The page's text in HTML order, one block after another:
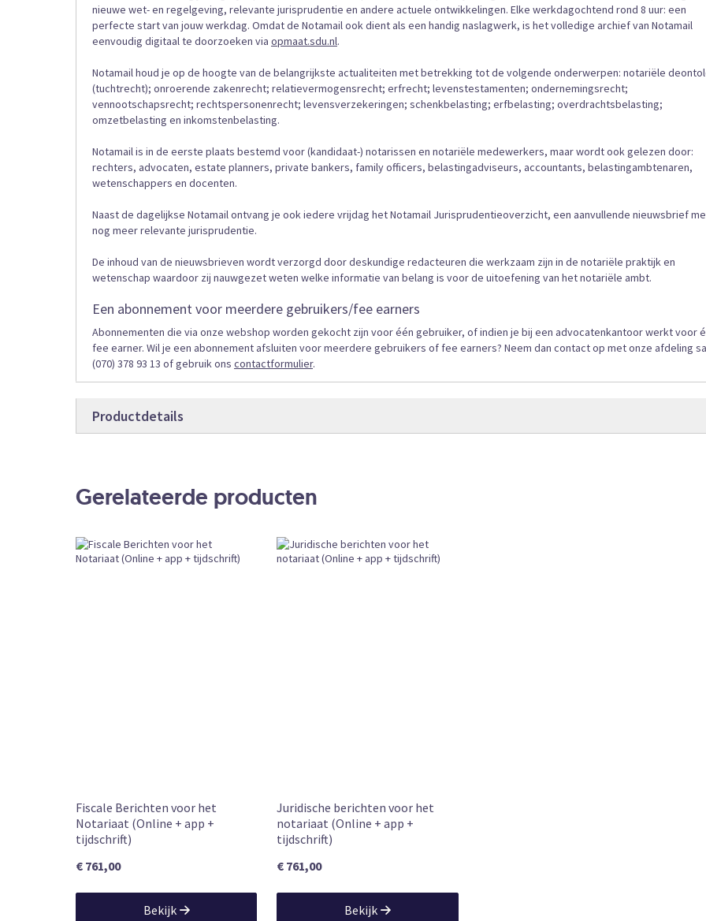
nieuwe wet- en regelgeving, relevante jurisprudentie en andere actuele ontwikkelingen. Elke werkdagochtend rond 8 uur: een
perfecte start van jouw werkdag. Omdat de Notamail ook dient als een handig naslagwerk, is het volledige archief van Notamail
eenvoudig digitaal te doorzoeken via opmaat.sdu.nl.
Notamail houd je op de hoogte van de belangrijkste actualiteiten met betrekking tot de volgende onderwerpen: notariële
(tuchtrecht); onroerende zakenrecht; relatievermogensrecht; erfrecht; levenstestamenten; ondernemingsrecht;
vennootschapsrecht; rechtspersonenrecht; levensverzekeringen; schenkbelasting; erfbelasting; overdrachtsbelasting;
omzetbelasting en inkomstenbelasting.
Notamail is in de eerste plaats bestemd voor (kandidaat-) notarissen en notariële medewerkers, maar wordt ook gelezen door:
rechters, advocaten, estate planners, private bankers, family officers, belastingadviseurs, accountants, belastingambtenaren,
wetenschappers en docenten.
Naast de dagelijkse Notamail ontvang je ook iedere vrijdag het Notamail Jurisprudentieoverzicht, een aanvullende nieuwsbrief
nog meer relevante jurisprudentie.
De inhoud van de nieuwsbrieven wordt verzorgd door deskundige redacteuren die werkzaam zijn in de notariële praktijk en
wetenschap waardoor zij nauwgezet weten welke informatie van belang is voor de uitoefening van het notariële ambt.
Een abonnement voor meerdere gebruikers/fee earners
Abonnementen die via onze webshop worden gekocht zijn voor één gebruiker, of indien je bij een advocatenkantoor werkt voor
fee earner. Wil je een abonnement afsluiten voor meerdere gebruikers of fee earners? Neem dan contact op met onze afdeling
(070) 378 93 13 of gebruik ons contactformulier.
Productdetails
Producttype Online
External URL CKEDITOR
Gerelateerde producten
Fiscale Berichten voor het
Notariaat (Online + app +
tijdschrift)
€ 761,00
Bekijk
Juridische berichten voor het
notariaat (Online + app +
tijdschrift)
€ 761,00
Bekijk